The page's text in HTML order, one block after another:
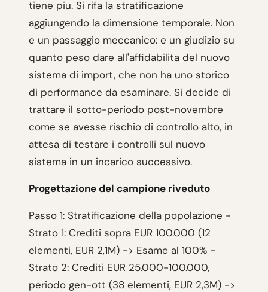
tiene piu. Si rifa la stratificazione
aggiungendo la dimensione temporale. Non
e un passaggio meccanico: e un giudizio su
quanto peso dare all'affidabilita del nuovo
sistema di import, che non ha uno storico
di performance da esaminare. Si decide di
trattare il sotto-periodo post-novembre
come se avesse rischio di controllo alto, in
attesa di testare i controlli sul nuovo
sistema in un incarico successivo.
Progettazione del campione riveduto
Passo 1: Stratificazione della popolazione -
Strato 1: Crediti sopra EUR 100.000 (12
elementi, EUR 2,1M) -> Esame al 100% -
Strato 2: Crediti EUR 25.000-100.000,
periodo gen-ott (38 elementi, EUR 2,3M) ->